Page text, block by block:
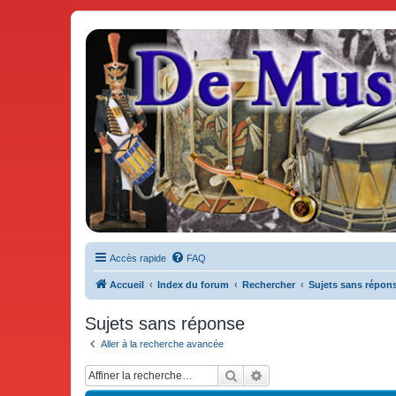
De Musicae Militari - Forums
Forums de discussions
Accès rapide FAQ
Accueil Index du forum Rechercher Sujets sans
Sujets sans réponse
Aller à la recherche avancée
Rechercher